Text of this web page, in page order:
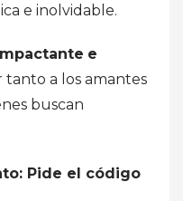
e inolvidable.
e
tanto a los amantes
buscan
Pide el código